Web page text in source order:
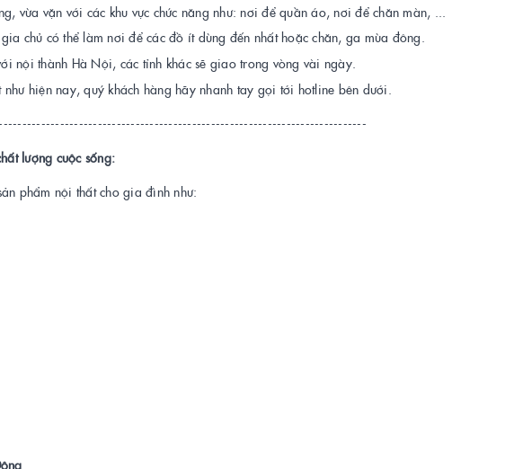
vừa vặn với các khu vực chức năng như: nơi để quần áo, nơi để chăn màn, ...
chủ có thể làm nơi để các đồ ít dùng đến nhất hoặc chăn, ga mùa đông.
nội thành Hà Nội, các tỉnh khác sẽ giao trong vòng vài ngày.
hiện nay, quý khách hàng hãy nhanh tay gọi tới hotline bên dưới.
lượng cuộc sống:
phẩm nội thất cho gia đình như: